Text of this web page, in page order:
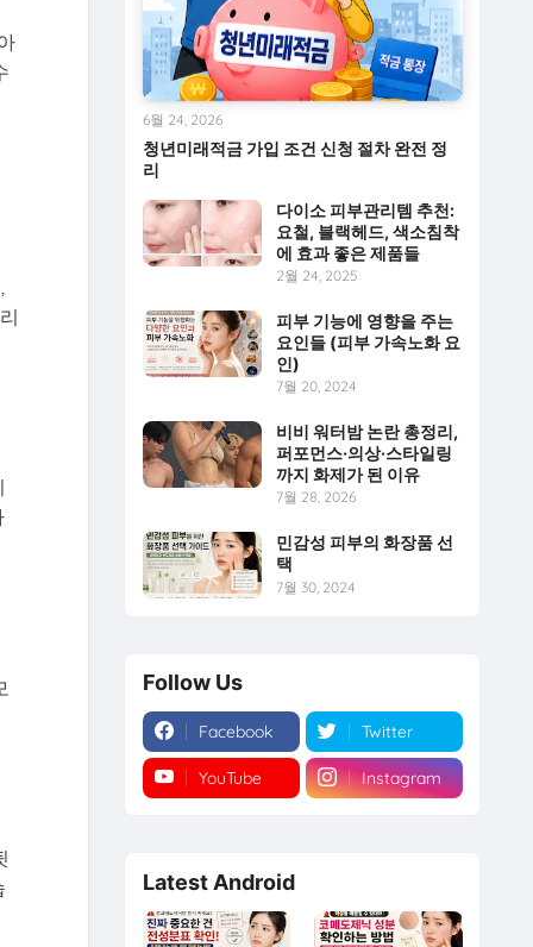
청년미래적금 가입 조건 신청 절차 완전 정
리
6월 24, 2026
다이소 피부관리템 추천:
요철, 블랙헤드, 색소침착
에 효과 좋은 제품들
2월 24, 2025
피부 기능에 영향을 주는
요인들 (피부 가속노화 요
인)
7월 20, 2024
비비 워터밤 논란 총정리,
퍼포먼스·의상·스타일링
까지 화제가 된 이유
7월 28, 2026
민감성 피부의 화장품 선
택
7월 30, 2024
Follow Us
Facebook Twitter
YouTube Instagram
Latest Android